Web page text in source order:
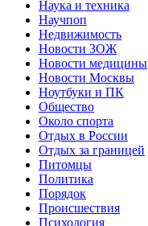
Наука и техника
Научпоп
Недвижимость
Новости ЗОЖ
Новости медицины
Новости Москвы
Ноутбуки и ПК
Общество
Около спорта
Отдых в России
Отдых за границей
Питомцы
Политика
Порядок
Происшествия
Психология